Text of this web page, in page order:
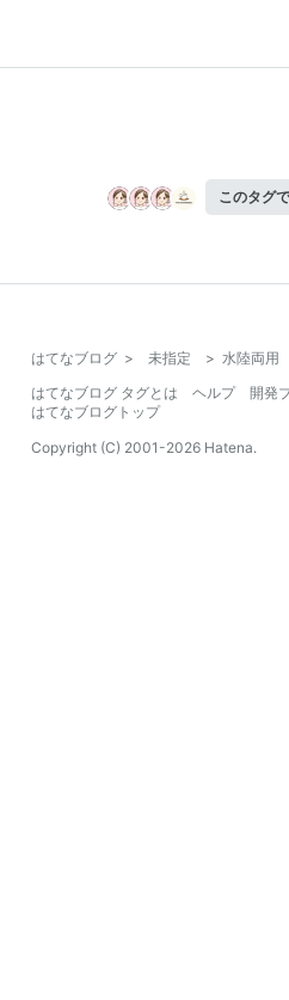
このタグ
はてなブログ > 未指定 > 水陸両用
はてなブログ タグとは
ヘルプ
開発
はてなブログトップ
Copyright (C) 2001-2026 Hatena.